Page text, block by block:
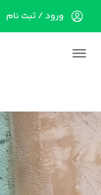
در حال
ورود / ثبت نام